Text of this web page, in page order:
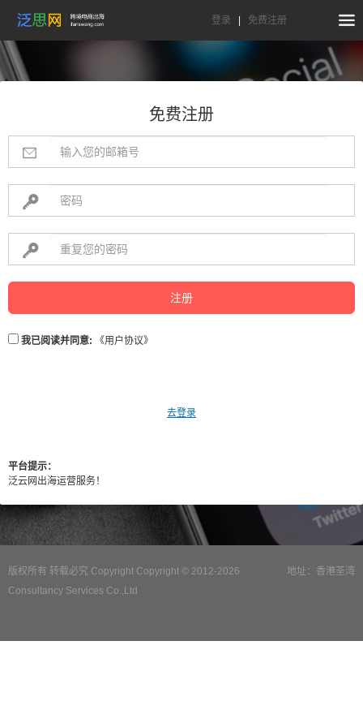
登录 免费注册
免费注册
注册
我已阅读并同意: 《用户协议》
去登录
平台提示：
泛云网出海运营服务！
地址：香港荃湾
版权所有 转载必究 Copyright Copyright © 2012-2026
Consultancy Services Co.,Ltd